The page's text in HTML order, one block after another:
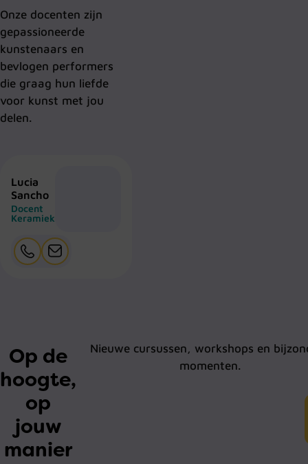
Onze docenten zijn
gepassioneerde
kunstenaars en
bevlogen performers
die graag hun liefde
voor kunst met jou
delen.
Lucia
Sancho
Docent
Keramiek
Op de
hoogte,
op
jouw
manier
Nieuwe cursussen, workshops en
momenten.